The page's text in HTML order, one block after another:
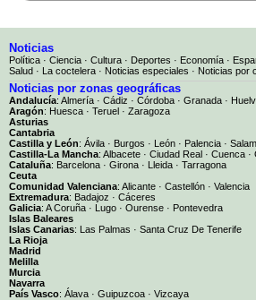
Noticias
Política · Ciencia · Cultura · Deportes · Economía ·
Salud · La coctelera · Noticias especiales · Noticias por
Noticias por zonas geográficas
Andalucía: Almería · Cádiz · Córdoba · Granada ·
Aragón: Huesca · Teruel · Zaragoza
Asturias
Cantabria
Castilla y León: Ávila · Burgos · León · Palencia ·
Castilla-La Mancha: Albacete · Ciudad Real · Cuenca ·
Cataluña: Barcelona · Girona · Lleida · Tarragona
Ceuta
Comunidad Valenciana: Alicante · Castellón · Valencia
Extremadura: Badajoz · Cáceres
Galicia: A Coruña · Lugo · Ourense · Pontevedra
Islas Baleares
Islas Canarias: Las Palmas · Santa Cruz De Tenerife
La Rioja
Madrid
Melilla
Murcia
Navarra
País Vasco: Álava · Guipuzcoa · Vizcaya